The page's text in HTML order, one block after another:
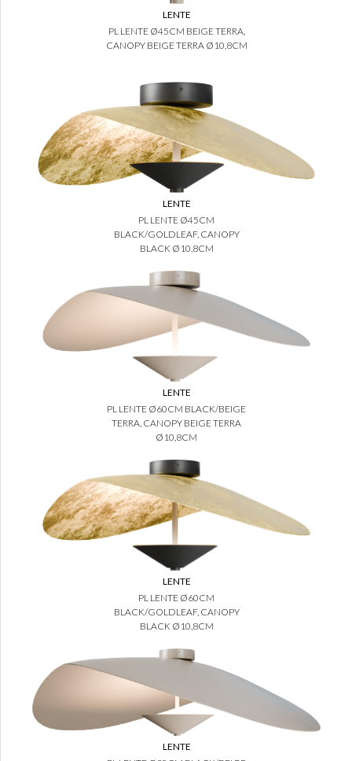
LENTE
PL LENTE Ø45CM BEIGE TERRA,
CANOPY BEIGE TERRA Ø10,8CM
LENTE
PL LENTE Ø45CM
BLACK/GOLDLEAF, CANOPY
BLACK Ø10,8CM
LENTE
PL LENTE Ø60CM BLACK/BEIGE
TERRA, CANOPY BEIGE TERRA
Ø10,8CM
LENTE
PL LENTE Ø60CM
BLACK/GOLDLEAF, CANOPY
BLACK Ø10,8CM
LENTE